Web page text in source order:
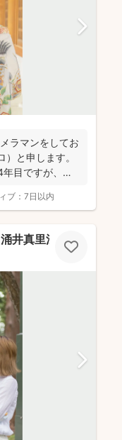
ラマンをしてお
と申します。
目ですが、カ
ブ： 7日以内
真里江